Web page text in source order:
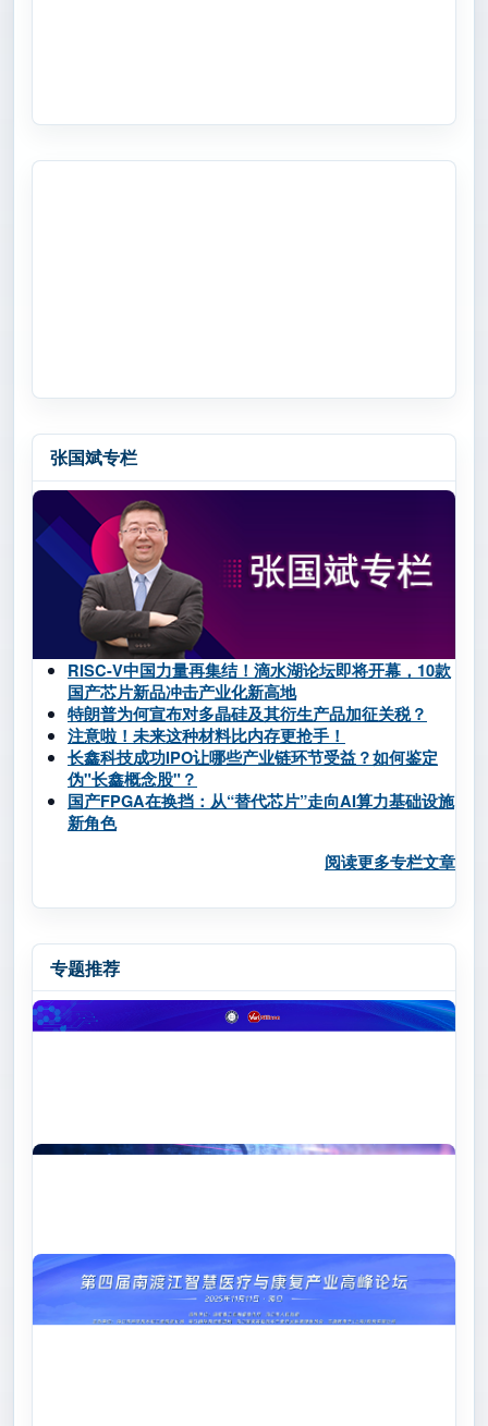
张国斌专栏
RISC-V中国力量再集结！滴水湖论坛即将开幕，10款
国产芯片新品冲击产业化新高地
特朗普为何宣布对多晶硅及其衍生产品加征关税？
注意啦！未来这种材料比内存更抢手！
长鑫科技成功IPO让哪些产业链环节受益？如何鉴定
伪"长鑫概念股"？
国产FPGA在换挡：从“替代芯片”走向AI算力基础设施
新角色
阅读更多专栏文章
专题推荐